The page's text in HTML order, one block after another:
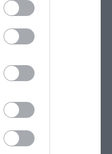
rectangle